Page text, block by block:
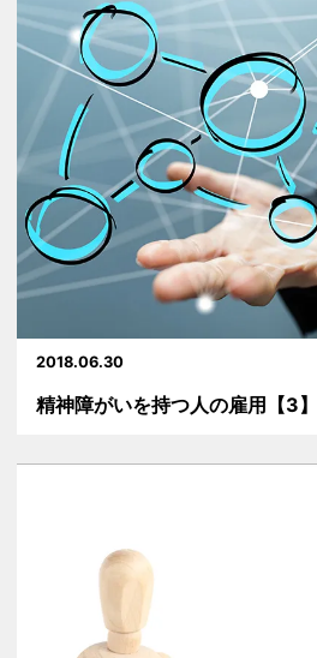
2018.06.30
精神障がいを持つ人の雇用【3